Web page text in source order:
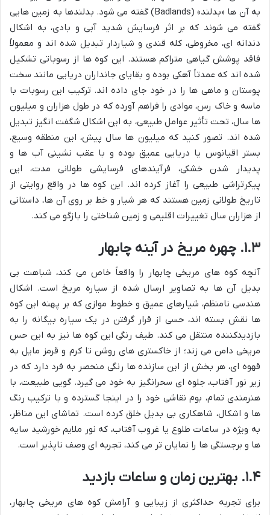
به آن ها «بدلند» (Badlands) گفته می شود. بدلندها به زمین هایی
گفته می شوند که بر اثر فرسایش شدید آبی و بادی، به اشکال
دندانه ای، مخروطی، کله قندی و شیاردار تبدیل شده اند و معمولاً
فاقد پوشش گیاهی متراکم هستند. این کوه ها از رسوباتی تشکیل
شده اند که عمدتاً آهکی بوده و بقایای جانداران دریایی مانند سخت
پوستان و ماهی ها را در خود جای داده اند. ترکیب این رسوبات با
ماسه و خاک رس، موادی را فراهم آورده که در طول هزاران و میلیون
ها سال، تحت تأثیر عوامل طبیعی، به این اشکال شگفت انگیز تبدیل
شده اند. تصور کنید که میلیون ها سال پیش، این منطقه وسیع،
بستر اقیانوس یا دریایی عمیق بوده و با عقب نشینی آب ها و
پدیدار شدن خشکی، فرآیندهای فرسایشی طولانی مدت، این
پیکرتراشی طبیعی را آغاز کرده اند. این کوه ها در واقع روایتی از
تاریخ طولانی زمین هستند که هر شیار و خط بر روی آن ها، داستانی
از هزاران سال تغییرات اقلیمی و زمین شناختی را بازگو می کند.
۱.۳. چهره مریخ در آینه چابهار
آنچه کوه های مریخی چابهار را واقعاً خاص می کند، شباهت بی
بدیل آن ها به تصاویر ارسال شده از سیاره مریخ است. اشکال
هندسی نامنظم، شیارهای عمیق و خطوط موازی که بر پهنه این کوه
ها نقش بسته اند، حسی از قرار گرفتن در یک سیاره بیگانه را به
بازدیدکننده منتقل می کند. طیف رنگی این کوه ها نیز به این حس
مریخی دامن می زند؛ از خاکستری های روشن تا کرم و قرمز مایل به
قهوه ای، هر بخش از این سازنده ها رنگی منحصر به فرد دارد که در
زیر نور آفتاب، جلوه ای سحرانگیز به خود می گیرد. گویی طبیعت، با
هنرمندی تمام، بوم نقاشی خود را در اینجا گسترده و با ترکیب رنگ
ها و اشکال، شاهکاری بی بدیل خلق کرده است. تماشای این مناظر،
به ویژه در ساعات طلوع یا غروب آفتاب، که نور ملایم خورشید سایه
ها و برجستگی ها را نمایان تر می کند، تجربه ای وصف ناپذیر است.
۱.۴. بهترین زمان و ساعات بازدید
برای تجربه حداکثری از زیبایی و آرامش کوه های مریخی چابهار،